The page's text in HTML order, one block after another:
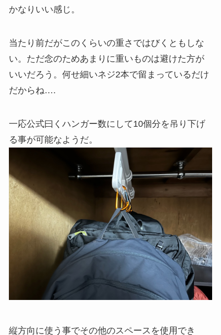
かなりいい感じ。
当たり前だがこのくらいの重さではびくともしな
い。ただ念のためあまりに重いものは避けた方が
いいだろう。何せ細いネジ2本で留まっているだけ
だからね….
一応公式曰くハンガー数にして10個分を吊り下げ
る事が可能なようだ。
縦方向に使う事でその他のスペースを使用でき